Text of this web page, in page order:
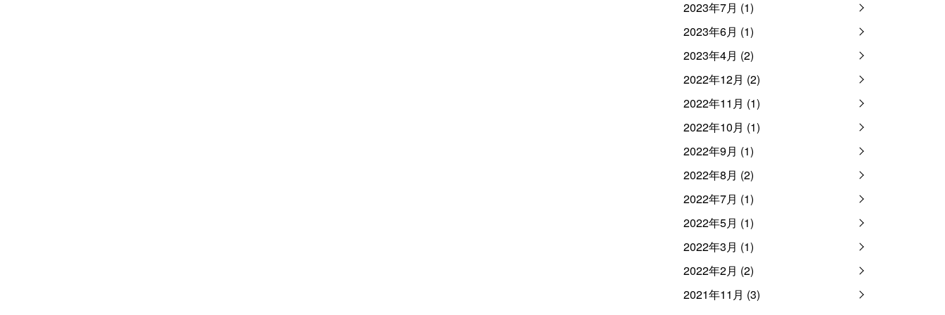
2023年7月 (1)
2023年6月 (1)
2023年4月 (2)
2022年12月 (2)
2022年11月 (1)
2022年10月 (1)
2022年9月 (1)
2022年8月 (2)
2022年7月 (1)
2022年5月 (1)
2022年3月 (1)
2022年2月 (2)
2021年11月 (3)